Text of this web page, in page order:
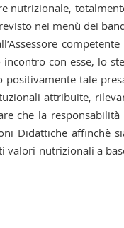
nutrizionale,
nei menù dei
competente
con esse, lo
positivamente tale
attribuite,
che la responsabilità
Didattiche affinchè
valori nutrizionali a